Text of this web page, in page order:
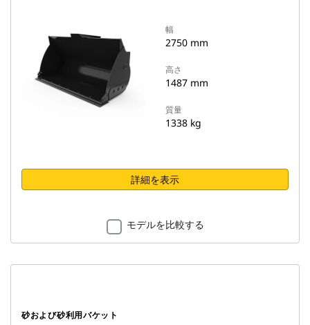
幅
2750 mm
高さ
1487 mm
質量
1338 kg
詳細を表示
モデルを比較する
砂および砂利用バケット